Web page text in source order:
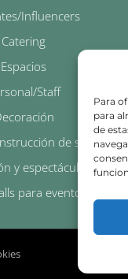
Para
para
de
Influencers
Catering
Espacios
Staff
de stands
y espectáculos
para eventos